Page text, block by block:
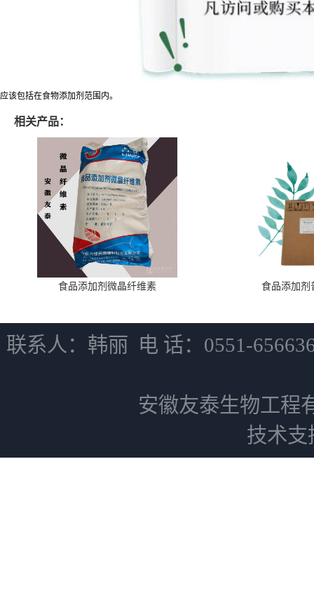
应该包括在食物添加剂范围内。
相关产品：
食品添加剂微晶纤维素 食品添加剂
联系人：韩丽 电 话：0551-
安徽友泰生物工程
技术